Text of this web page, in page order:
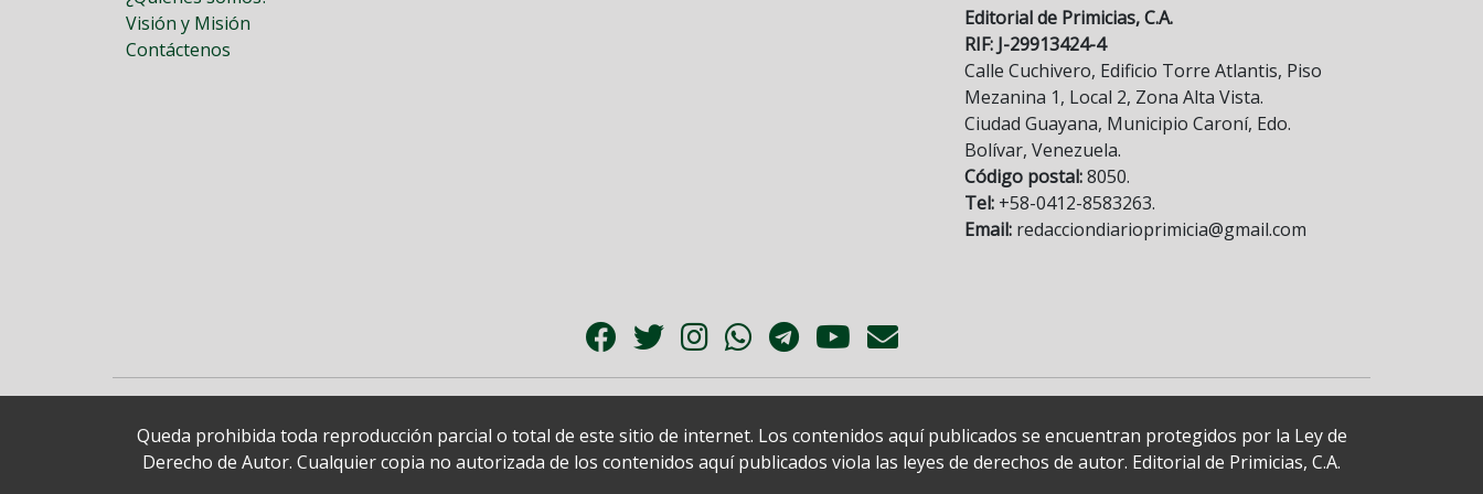
Visión y Misión
Contáctenos
Editorial de Primicias, C.A.
RIF: J-29913424-4
Calle Cuchivero, Edificio Torre Atlantis, Piso
Mezanina 1, Local 2, Zona Alta Vista.
Ciudad Guayana, Municipio Caroní, Edo.
Bolívar, Venezuela.
Código postal:8050.
Tel: +58-0412-8583263.
Email: redacciondiarioprimicia@gmail.com
Queda prohibida toda reproducción parcial o total de este sitio de internet. Los contenidos aquí publicados se encuentran protegidos por la Ley de
Derecho de Autor. Cualquier copia no autorizada de los contenidos aquí publicados viola las leyes de derechos de autor. Editorial de Primicias, C.A.